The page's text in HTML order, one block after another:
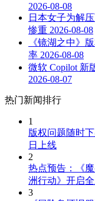
2026-08-08
日本女子为解
惨重 2026-08-08
《镜湖之中》
率 2026-08-08
微软 Copilot 新
2026-08-07
热门新闻排行
1
版权问题随时
日上线
2
热点预告：《
洲行动》开启
3